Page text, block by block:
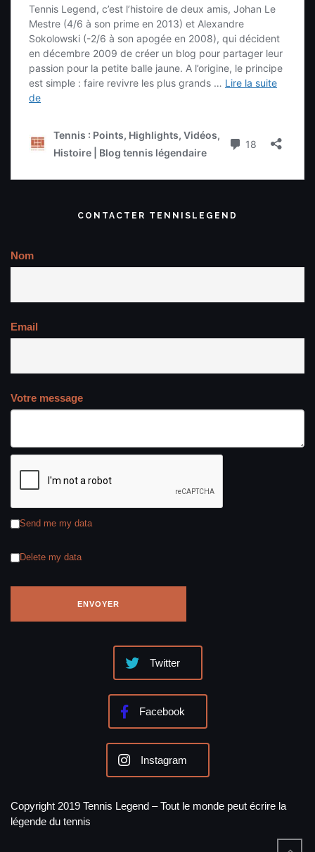
CONTACTER TENNISLEGEND
Nom
Email
Votre message
Send me my data
Delete my data
Twitter
Facebook
Instagram
Copyright 2019 Tennis Legend – Tout le monde peut écrire la
légende du tennis